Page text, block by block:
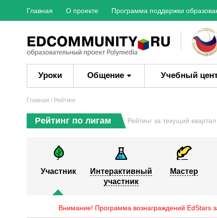
Главная О проекте Программа поддержки
Уроки Общение Учебный
Главная / Рейтинг
Рейтинг по лигам Рейтинг за текущий
Участник
Интерактивный
участник
Мастер
Внимание! Программа вознаграждений EdStars